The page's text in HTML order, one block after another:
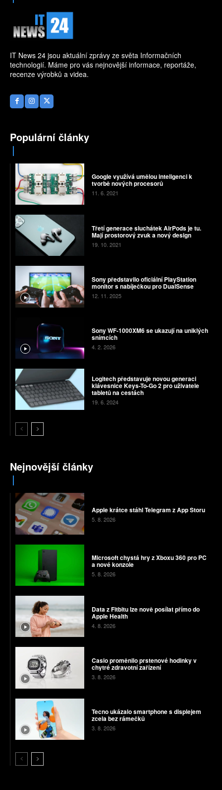
IT News 24 jsou aktuální zprávy ze světa Informačních
technologií. Máme pro vás nejnovější informace, reportáže,
recenze výrobků a videa.
Populární články
Google využívá umělou inteligenci k
tvorbě nových procesorů
11. 6. 2021
Třetí generace sluchátek AirPods je tu.
Mají prostorový zvuk a nový design
19. 10. 2021
Sony představilo oficiální PlayStation
monitor s nabíječkou pro DualSense
12. 11. 2025
Sony WF-1000XM6 se ukazují na uniklých
snímcích
4. 2. 2026
Logitech představuje novou generaci
klávesnice Keys-To-Go 2 pro uživatele
tabletů na cestách
19. 6. 2024
Nejnovější články
Apple krátce stáhl Telegram z App Storu
5. 8. 2026
Microsoft chystá hry z Xboxu 360 pro PC
a nové konzole
5. 8. 2026
Data z Fitbitu lze nově posílat přímo do
Apple Health
4. 8. 2026
Casio proměnilo prstenové hodinky v
chytré zdravotní zařízení
3. 8. 2026
Tecno ukázalo smartphone s displejem
zcela bez rámečků
3. 8. 2026